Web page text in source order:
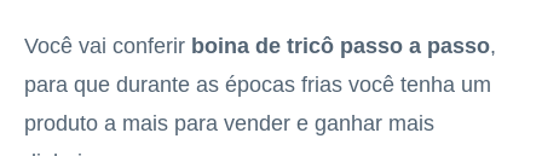
Você vai conferir boina de tricô passo a passo,
para que durante as épocas frias você tenha um
produto a mais para vender e ganhar mais